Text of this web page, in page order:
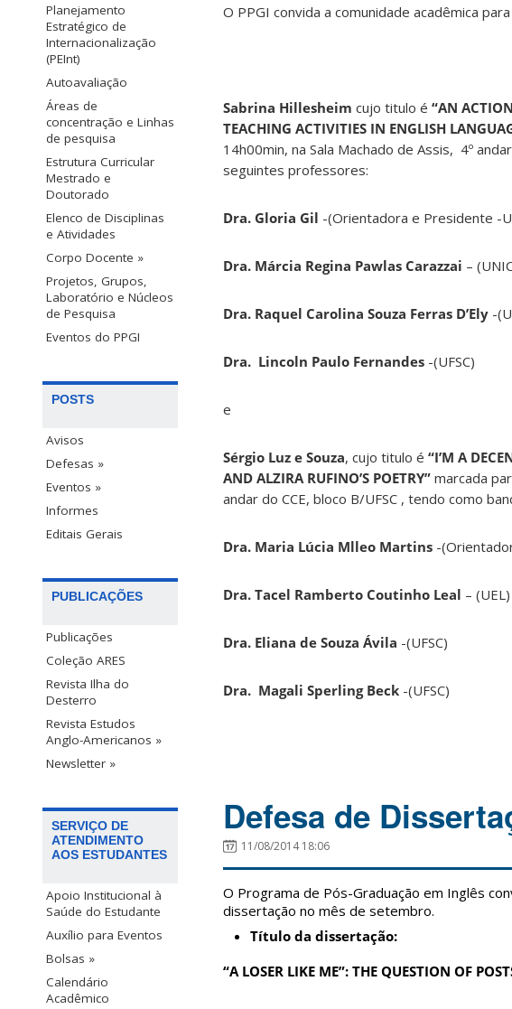
Planejamento
Estratégico de
Internacionalização
(PEInt)
Autoavaliação
Áreas de
concentração e Linhas
de pesquisa
Estrutura Curricular
Mestrado e
Doutorado
Elenco de Disciplinas
e Atividades
Corpo Docente »
Projetos, Grupos,
Laboratório e Núcleos
de Pesquisa
Eventos do PPGI
POSTS
Avisos
Defesas »
Eventos »
Informes
Editais Gerais
PUBLICAÇÕES
Publicações
Coleção ARES
Revista Ilha do
Desterro
Revista Estudos
Anglo-Americanos »
Newsletter »
SERVIÇO DE
ATENDIMENTO
AOS ESTUDANTES
Apoio Institucional à
Saúde do Estudante
Auxílio para Eventos
Bolsas »
Calendário
Acadêmico
O PPGI convida a comunidade acadêmica
Sabrina Hillesheim cujo titulo é “AN
TEACHING ACTIVITIES IN ENGLISH
14h00min, na Sala Machado de Assis, 4º
seguintes professores:
Dra. Gloria Gil -(Orientadora e Presidente -
Dra. Márcia Regina Pawlas Carazzai –
Dra. Raquel Carolina Souza Ferras D’Ely -
Dra. Lincoln Paulo Fernandes -(UFSC)
e
Sérgio Luz e Souza, cujo titulo é “I’M A
AND ALZIRA RUFINO’S POETRY” marcada
andar do CCE, bloco B/UFSC , tendo como
Dra. Maria Lúcia Mlleo Martins -
Dra. Tacel Ramberto Coutinho Leal – (UEL)
Dra. Eliana de Souza Ávila -(UFSC)
Dra. Magali Sperling Beck -(UFSC)
Defesa de
11/08/2014 18:06
O Programa de Pós-Graduação em Inglês
dissertação no mês de setembro.
Título da dissertação:
“A LOSER LIKE ME”: THE QUESTION OF